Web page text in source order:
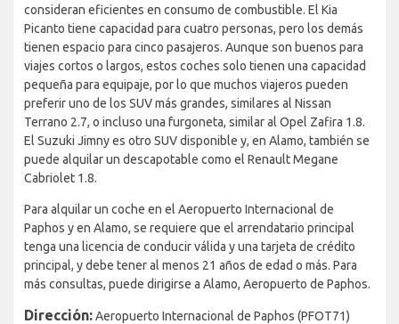
consideran eficientes en consumo de combustible. El Kia
Picanto tiene capacidad para cuatro personas, pero los demás
tienen espacio para cinco pasajeros. Aunque son buenos para
viajes cortos o largos, estos coches solo tienen una capacidad
pequeña para equipaje, por lo que muchos viajeros pueden
preferir uno de los SUV más grandes, similares al Nissan
Terrano 2.7, o incluso una furgoneta, similar al Opel Zafira 1.8.
El Suzuki Jimny es otro SUV disponible y, en Alamo, también se
puede alquilar un descapotable como el Renault Megane
Cabriolet 1.8.
Para alquilar un coche en el Aeropuerto Internacional de
Paphos y en Alamo, se requiere que el arrendatario principal
tenga una licencia de conducir válida y una tarjeta de crédito
principal, y debe tener al menos 21 años de edad o más. Para
más consultas, puede dirigirse a Alamo, Aeropuerto de Paphos.
Dirección:Aeropuerto Internacional de Paphos (PFOT71)